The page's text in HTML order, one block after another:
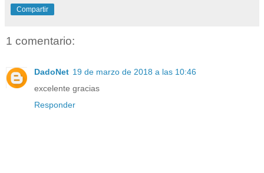
Compartir
1 comentario:
DadoNet 19 de marzo de 2018 a las 10:46
excelente gracias
Responder